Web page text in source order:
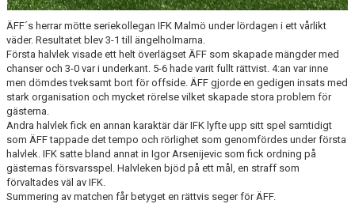
ÄFF´s herrar mötte seriekollegan IFK Malmö under lördagen i ett vårlikt
väder. Resultatet blev 3-1 till ängelholmarna.
Första halvlek visade ett helt överlägset ÄFF som skapade mängder med
chanser och 3-0 var i underkant. 5-6 hade varit fullt rättvist. 4:an var inne
men dömdes tveksamt bort för offside. ÄFF gjorde en gedigen insats med
stark organisation och mycket rörelse vilket skapade stora problem för
gästerna.
Andra halvlek fick en annan karaktär där IFK lyfte upp sitt spel samtidigt
som ÄFF tappade det tempo och rörlighet som genomfördes under första
halvlek. IFK satte bland annat in Igor Arsenijevic som fick ordning på
gästernas försvarsspel. Halvleken bjöd på ett mål, en straff som
förvaltades väl av IFK.
Summering av matchen får betyget en rättvis seger för ÄFF.